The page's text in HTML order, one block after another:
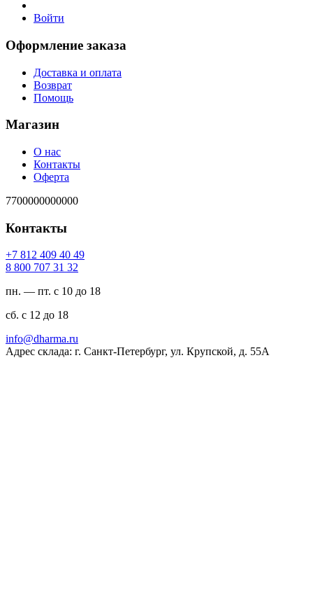
Войти
Оформление заказа
Доставка и оплата
Возврат
Помощь
Магазин
О нас
Контакты
Оферта
7700000000000
Контакты
94 04 904 218 7+
23 13 707 008 8
пн. — пт. с 10 до 18
сб. с 12 до 18
ur.amrahd@ofni
Адрес склада: г. Санкт-Петербург, ул. Крупской, д. 55А